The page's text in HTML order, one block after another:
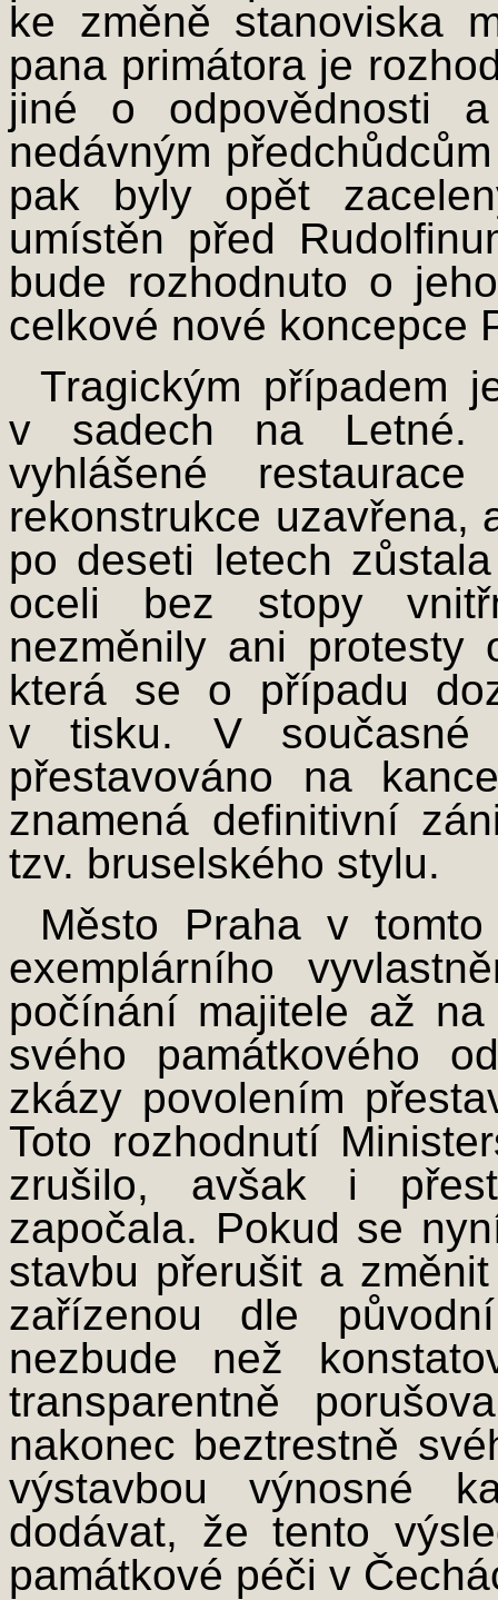
ke změně stanoviska
pana primátora je
jiné o odpovědnosti
nedávným
pak byly opět
umístěn před
bude rozhodnuto o
celkové nové koncepce
Tragickým případem
v sadech na Letné.
vyhlášené
rekonstrukce uzavřena,
po deseti letech
oceli bez stopy
nezměnily ani protesty
která se o případu
v tisku. V současné
přestavováno na
znamená definitivní
tzv. bruselského stylu.
Město Praha v
exemplárního
počínání majitele až
svého památkového
zkázy povolením
Toto rozhodnutí
zrušilo, avšak i
započala. Pokud se
stavbu přerušit a
zařízenou dle
nezbude než
transparentně
nakonec beztrestně
výstavbou výnosné
dodávat, že tento
památkové péči v